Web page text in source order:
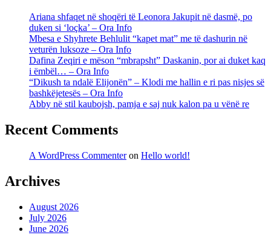
Ariana shfaqet në shoqëri të Leonora Jakupit në dasmë, po
duken si ‘loçka’ – Ora Info
Mbesa e Shyhrete Behlulit “kapet mat” me të dashurin në
veturën luksoze – Ora Info
Dafina Zeqiri e mëson “mbrapsht” Daskanin, por ai duket kaq
i ëmbël… – Ora Info
“Dikush ta ndalë Elijonën” – Klodi me hallin e ri pas nisjes së
bashkëjetesës – Ora Info
Abby në stil kaubojsh, pamja e saj nuk kalon pa u vënë re
Recent Comments
A WordPress Commenteron Hello world!
Archives
August 2026
July 2026
June 2026